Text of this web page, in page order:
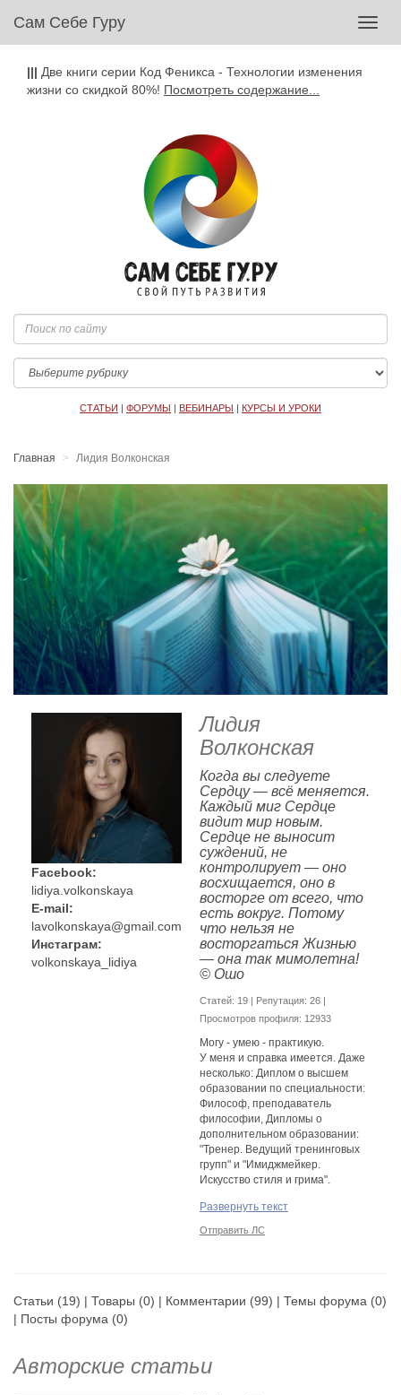
Сам Себе Гуру
||| Две книги серии Код Феникса - Технологии изменения
жизни со скидкой 80%! Посмотреть содержание...
СТАТЬИ | ФОРУМЫ | ВЕБИНАРЫ | КУРСЫ И УРОКИ
Главная Лидия Волконская
Facebook:
lidiya.volkonskaya
E-mail:
lavolkonskaya@gmail.com
Инстаграм:
volkonskaya_lidiya
Лидия
Волконская
Когда вы следуете
Сердцу — всё меняется.
Каждый миг Сердце
видит мир новым.
Сердце не выносит
суждений, не
контролирует — оно
восхищается, оно в
восторге от всего, что
есть вокруг. Потому
что нельзя не
восторгаться Жизнью
— она так мимолетна!
© Ошо
Cтатей: 19 | Репутация: 26 |
Просмотров профиля: 12933
Могу - умею - практикую.
У меня и справка имеется. Даже
несколько: Диплом о высшем
образовании по специальности:
Философ, преподаватель
философии, Дипломы о
дополнительном образовании:
"Тренер. Ведущий тренинговых
групп" и "Имиджмейкер.
Искусство стиля и грима".
серьезно!). А еще совсем скоро
будет диплом "Психолог.
Гармония внутреннего и
Блоггер
Развернуть текст
Отправить ЛС
Статьи (19) | Товары (0) | Комментарии (99) | Темы форума (0)
| Посты форума (0)
Авторские статьи